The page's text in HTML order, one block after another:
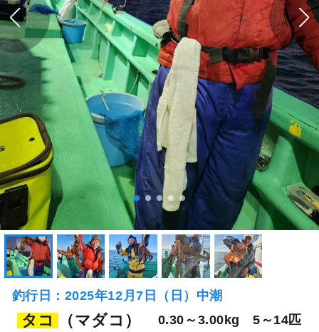
釣行日：2025年12月7日（日）中潮
タコ （マダコ） 0.30～3.00kg 5～14匹